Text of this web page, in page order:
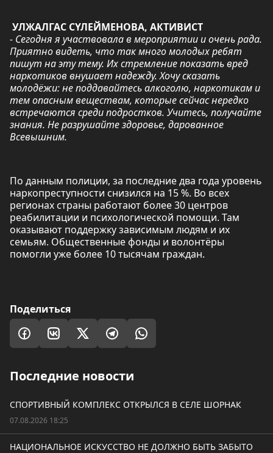
УЛЖАЛГАС СҮЛЕЙМЕНОВА, АКТИВИСТ
- Сегодня я участвовала в мероприятии и очень рада.
Приятно видеть, что так много молодых ребят
пишут на эту тему. Их стремление показать вред
наркотиков внушает надежду. Хочу сказать
молодёжи: не поддавайтесь алкоголю, наркотикам и
тем опасным веществам, которые сейчас нередко
встречаются среди подростков. Учитесь, получайте
знания. Не разрушайте здоровье, дарованное
Всевышним.
По данным полиции, за последние два года уровень
наркопреступности снизился на 15 %. Во всех
регионах страны работают более 30 центров
реабилитации и психологической помощи. Там
оказывают поддержку зависимым людям и их
семьям. Общественные фонды и волонтёры
помогли уже более 10 тысячам граждан.
Поделиться
Последние новости
СПОРТИВНЫЙ КОМПЛЕКС ОТКРЫЛСЯ В СЕЛЕ ШОРНАК
07.08.2026 18:25
НАЦИОНАЛЬНОЕ ИСКУССТВО НЕ ДОЛЖНО БЫТЬ ЗАБЫТО